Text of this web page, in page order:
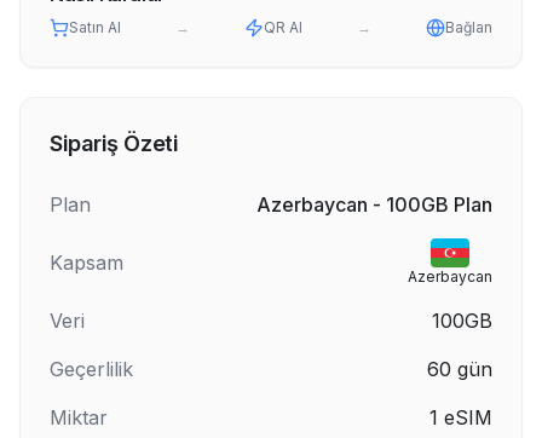
Satın Al → QR Al → Bağlan
Sipariş Özeti
Plan Azerbaycan - 100GB Plan
Kapsam
Azerbaycan
Veri
100GB
Geçerlilik
60 gün
Miktar
1 eSIM